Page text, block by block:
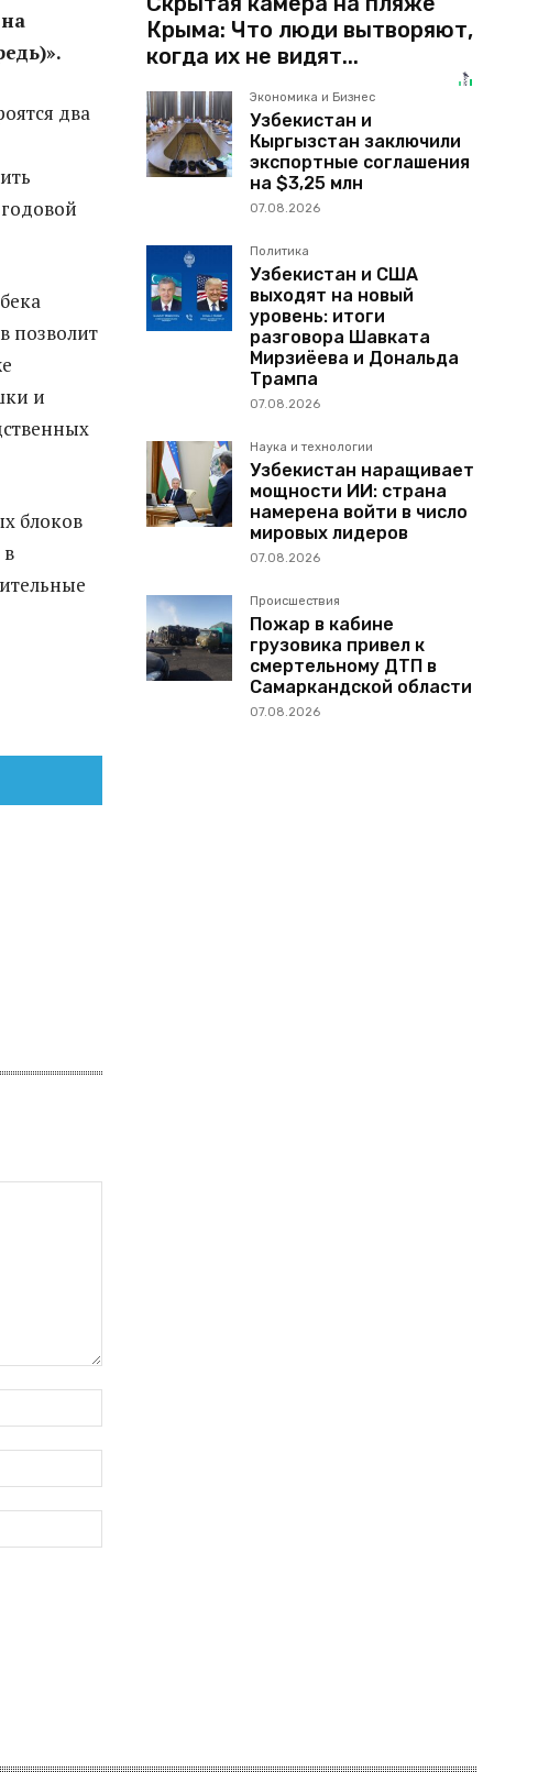
два
позволит
и
блоков
почта:*
Сайт:
Крыма: Что люди вытворяют,
когда их не видят...
Экономика и Бизнес
Узбекистан и
Кыргызстан заключили
экспортные соглашения
на $3,25 млн
07.08.2026
Политика
Узбекистан и США
выходят на новый
уровень: итоги
разговора Шавката
Мирзиёева и Дональда
Трампа
07.08.2026
Наука и технологии
Узбекистан наращивает
мощности ИИ: страна
намерена войти в число
мировых лидеров
07.08.2026
Происшествия
Пожар в кабине
грузовика привел к
смертельному ДТП в
Самаркандской области
07.08.2026